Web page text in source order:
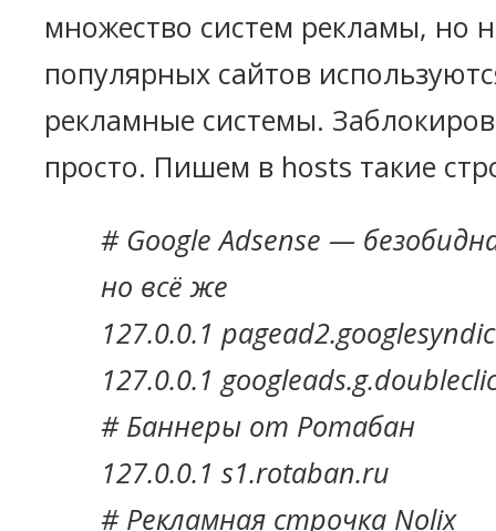
множество систем рекламы, но
популярных сайтов
рекламные системы.
просто. Пишем в hosts такие
# Google Adsense —
но всё же
127.0.0.1
127.0.0.1
# Баннеры от Ротабан
127.0.0.1 s1.rotaban.ru
# Рекламная строчка Nolix